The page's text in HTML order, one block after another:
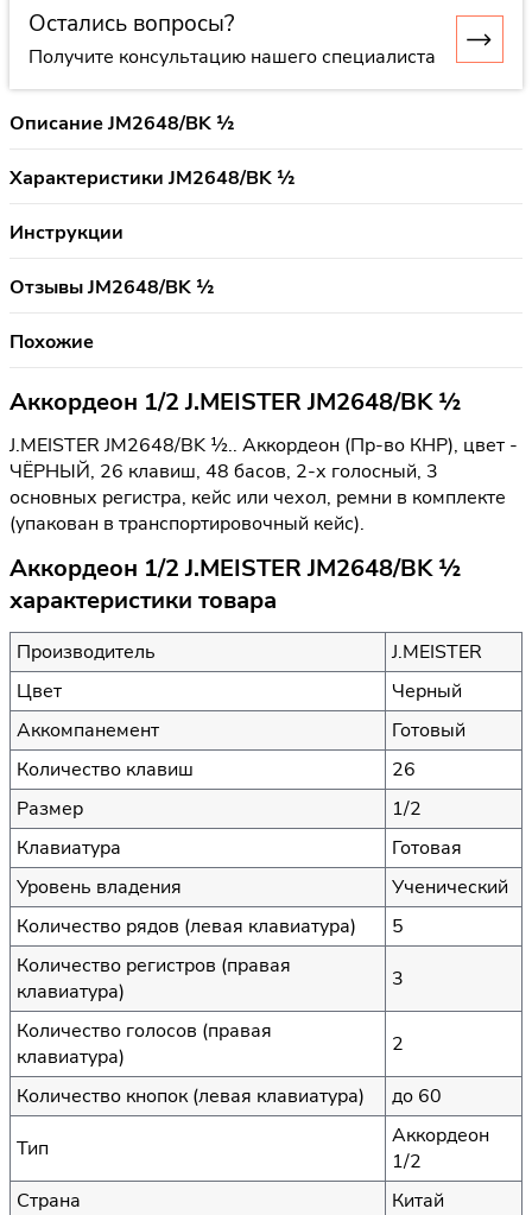
Остались вопросы?
Получите консультацию нашего специалиста
Описание JM2648/BK ½
Характеристики JM2648/BK ½
Инструкции
Отзывы JM2648/BK ½
Похожие
Аккордеон 1/2 J.MEISTER JM2648/BK ½
J.MEISTER JM2648/BK ½.. Аккордеон (Пр-во КНР), цвет -
ЧЁРНЫЙ, 26 клавиш, 48 басов, 2-х голосный, 3
основных регистра, кейс или чехол, ремни в комплекте
(упакован в транспортировочный кейс).
Аккордеон 1/2 J.MEISTER JM2648/BK ½
характеристики товара
Производитель
J.MEISTER
Цвет
Черный
Аккомпанемент
Готовый
Количество клавиш
26
Размер
1/2
Клавиатура
Готовая
Уровень владения
Ученический
Количество рядов (левая клавиатура)
5
Количество регистров (правая
клавиатура)
3
Количество голосов (правая
клавиатура)
2
Количество кнопок (левая клавиатура)
до 60
Тип
Аккордеон
1/2
Страна
Китай